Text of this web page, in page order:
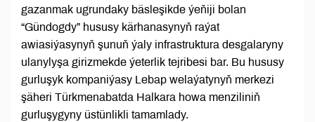
gazanmak ugrundaky bäsleşikde ýeňiji bolan
“Gündogdy” hususy kärhanasynyň raýat
awiasiýasynyň şunuň ýaly infrastruktura desgalaryny
ulanylyşa girizmekde ýeterlik tejribesi bar. Bu hususy
gurluşyk kompaniýasy Lebap welaýatynyň merkezi
şäheri Türkmenabatda Halkara howa menziliniň
gurluşygyny üstünlikli tamamlady.